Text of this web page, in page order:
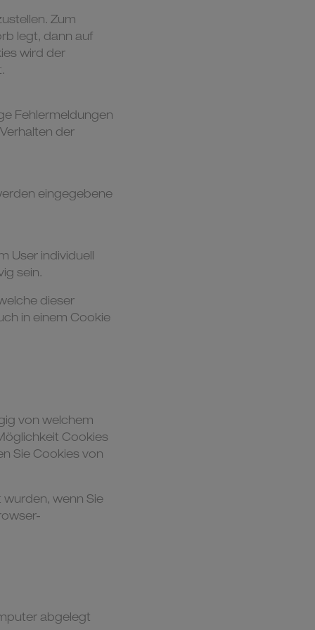
Zum
legt, dann auf
wird der
Fehlermeldungen
der
eingegebene
User individuell
sein.
dieser
in einem Cookie
von welchem
Cookies
Sie Cookies von
wenn Sie
abgelegt